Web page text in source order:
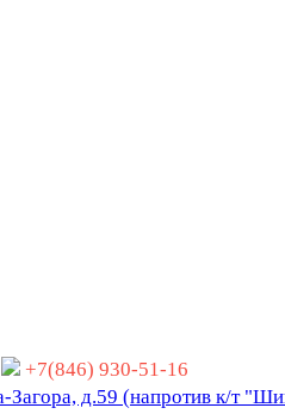
+7(846) 930-51-16
Загора, д.59 (напротив к/т